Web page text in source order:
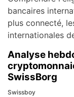
bancaires
plus connecté,
internationales
Analyse
SwissBorg
Swissboy